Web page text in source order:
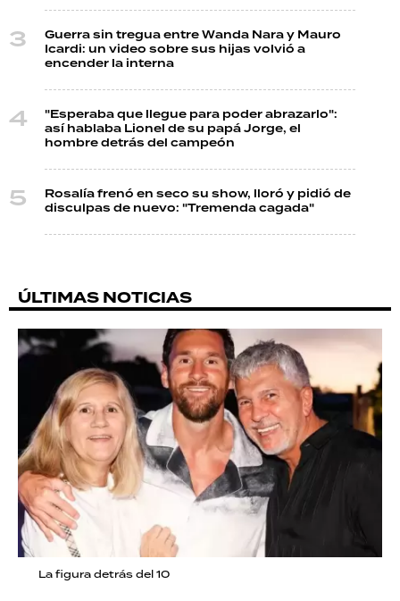
Guerra sin tregua entre Wanda Nara y Mauro
Icardi: un video sobre sus hijas volvió a
encender la interna
"Esperaba que llegue para poder abrazarlo":
así hablaba Lionel de su papá Jorge, el
hombre detrás del campeón
Rosalía frenó en seco su show, lloró y pidió de
disculpas de nuevo: "Tremenda cagada"
ÚLTIMAS NOTICIAS
La figura detrás del 10